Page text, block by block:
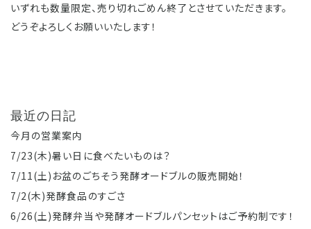
いずれも数量限定、売り切れごめん終了とさせていただきます。
どうぞよろしくお願いいたします！
最近の日記
今月の営業案内
7/23(木)暑い日に食べたいものは？
7/11(土)お盆のごちそう発酵オードブルの販売開始！
7/2(木)発酵食品のすごさ
6/26(土)発酵弁当や発酵オードブルパンセットはご予約制です！